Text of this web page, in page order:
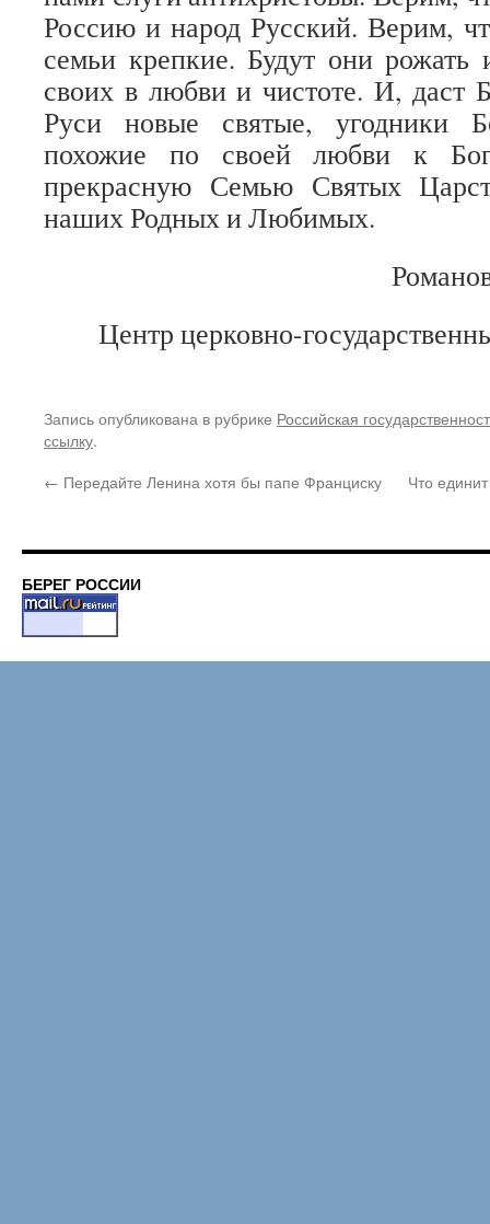
Россию и народ Русский. Верим,
семьи крепкие. Будут они рожать
своих в любви и чистоте. И, даст
Руси новые святые, угодники
похожие по своей любви к
прекрасную Семью Святых
наших Родных и Любимых.
Центр церковно-
Запись опубликована в рубрике Российская
ссылку.
← Передайте Ленина хотя бы папе Франциску Что
БЕРЕГ РОССИИ